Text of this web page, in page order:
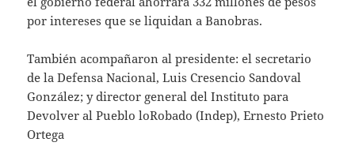
por intereses que se liquidan a Banobras.
También acompañaron al presidente: el secretario
de la Defensa Nacional, Luis Cresencio Sandoval
González; y director general del Instituto para
Devolver al Pueblo loRobado (Indep), Ernesto Prieto
Ortega